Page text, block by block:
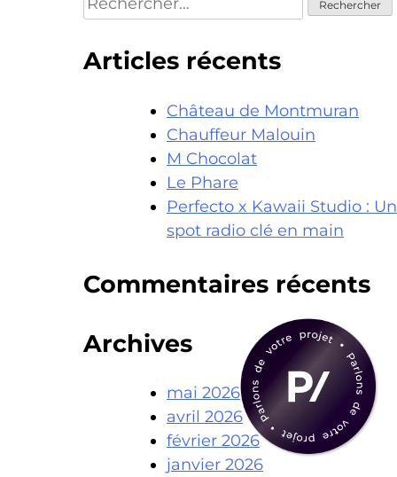
Articles récents
Château de Montmuran
Chauffeur Malouin
M Chocolat
Le Phare
Perfecto x Kawaii Studio : Un
spot radio clé en main
Commentaires récents
Archives
mai 2026
avril 2026
février 2026
janvier 2026